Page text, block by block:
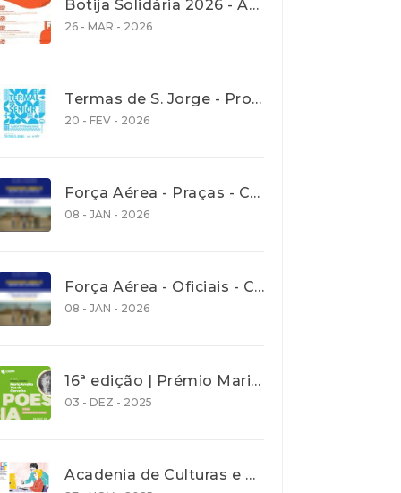
Botija Solidária 2026 - Apoio na Aquisição de Gás de Petróleo Liquefeito (GPL) em garrafa
26 - MAR - 2026
Termas de S. Jorge - Programa Termalsenior’26
20 - FEV - 2026
Força Aérea - Praças - Concurso aberto para recrutamento de jovens com idades entre os 18 e os 27 anos - até 30 Janeiro 2026
08 - JAN - 2026
Força Aérea - Oficiais - Concurso aberto para recrutamento de jovens com idades entre os 18 e os 27 anos - até 30 Janeiro 2026
08 - JAN - 2026
16ª edição | Prémio Maria Amália Vaz de Carvalho| Poesia 2026 - Prazo de entrega de trabalho 31 Dez. 2025
03 - DEZ - 2025
Acadenia de Culturas e Cooperação - Ação de promoção de literacia e competências digitais